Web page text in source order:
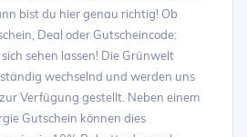
bist du hier genau richtig! Ob
Deal oder Gutscheincode:
sehen lassen! Die Grünwelt
wechselnd und werden uns
Verfügung gestellt. Neben einem
Gutschein können dies